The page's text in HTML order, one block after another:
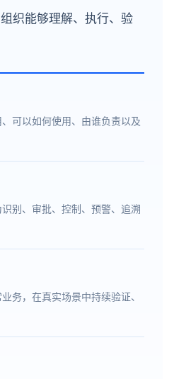
织能够理解、执行、验
可以如何使用、由谁负责以及
别、审批、控制、预警、追溯
务，在真实场景中持续验证、